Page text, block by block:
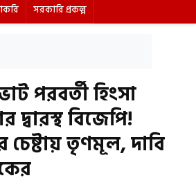
সরকারি প্রকল্প
পরবর্তী হিংসা
বিজেপি!
চেষ্টায় তৃণমূল, দাবি